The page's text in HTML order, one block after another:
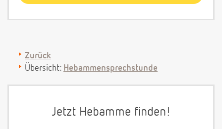
Zurück
Übersicht: Hebammensprechstunde
Jetzt Hebamme finden!